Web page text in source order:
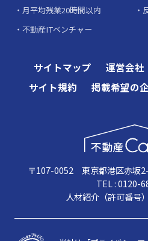
月平均残業20時間以内
不動産ITベンチャー
サイトマップ 運営会社
サイト規約
掲載希望の
〒107-0052 東京都港区赤坂
TEL : 0120-
人材紹介（許可番号